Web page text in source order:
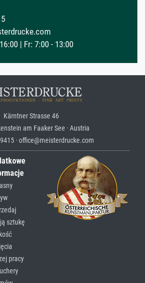
| Fr: 7:00 - 13:00
Kärntner Strasse 46
am Faaker See · Austria
· office@meisterdrucke.com
sztukę
pracy